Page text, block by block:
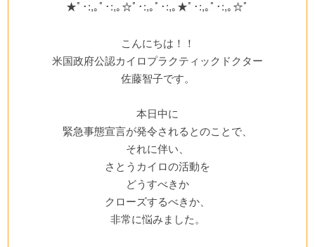
★ﾟ･:,｡ﾟ･:,｡☆ﾟ･:,｡ﾟ･:,｡★ﾟ･:,｡ﾟ･:,｡☆ﾟ
こんにちは！！
米国政府公認カイロプラクティックドクター
佐藤智子です。
本日中に
緊急事態宣言が発令されるとのことで、
それに伴い、
さとうカイロの活動を
どうすべきか
クローズするべきか、
非常に悩みました。